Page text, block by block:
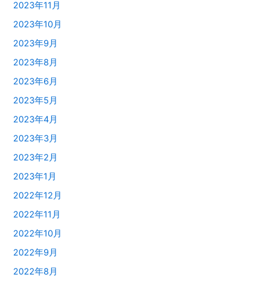
2023年11月
2023年10月
2023年9月
2023年8月
2023年6月
2023年5月
2023年4月
2023年3月
2023年2月
2023年1月
2022年12月
2022年11月
2022年10月
2022年9月
2022年8月